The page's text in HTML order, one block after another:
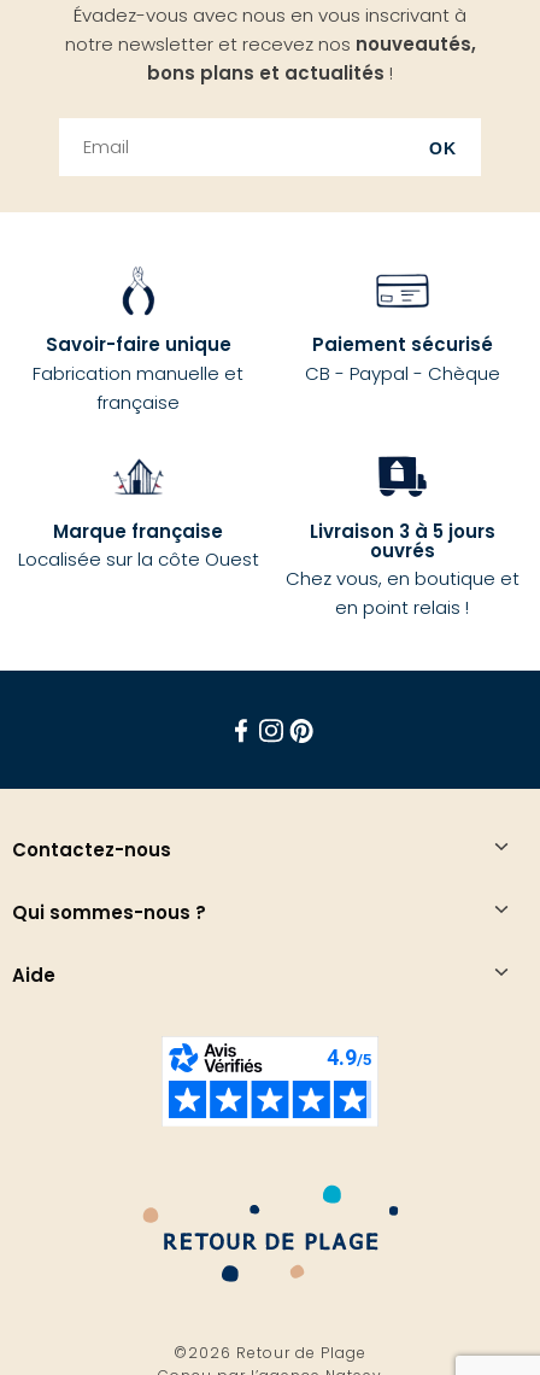
Évadez-vous avec nous en vous inscrivant à
notre newsletter et recevez nos nouveautés,
bons plans et actualités !
OK
Savoir-faire unique
Fabrication manuelle et
française
Paiement sécurisé
CB - Paypal - Chèque
Marque française
Localisée sur la côte Ouest
Livraison 3 à 5 jours
ouvrés
Chez vous, en boutique et
en point relais !
Contactez-nous
Qui sommes-nous ?
Aide
©2026 Retour de Plage